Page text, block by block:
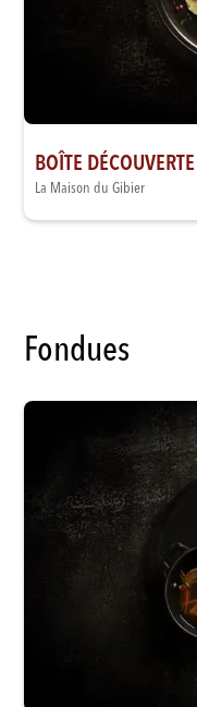
BOÎTE
La Maison du Gibier
Fondues